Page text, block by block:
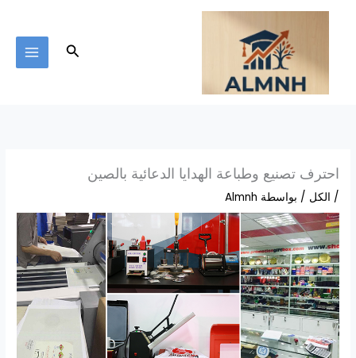
تخطي
البحث
احترف تصنيع وطباعة الهدايا الدعائية بالصين
/ الكل / بواسطة Almnh